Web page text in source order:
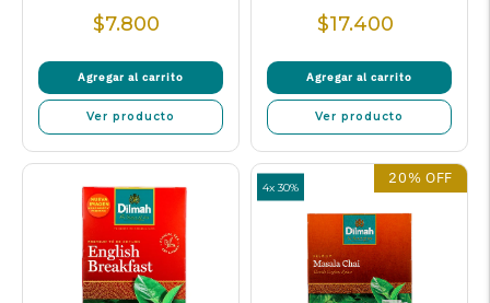
Precio
$7.800
Agregar al carrito
Ver producto
Precio
$17.400
Agregar al carrito
Ver producto
4x 30% 20% OFF